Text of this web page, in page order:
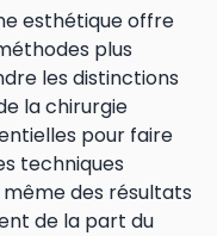
esthétique offre
plus
les distinctions
la chirurgie
pour faire
techniques
des résultats
de la part du